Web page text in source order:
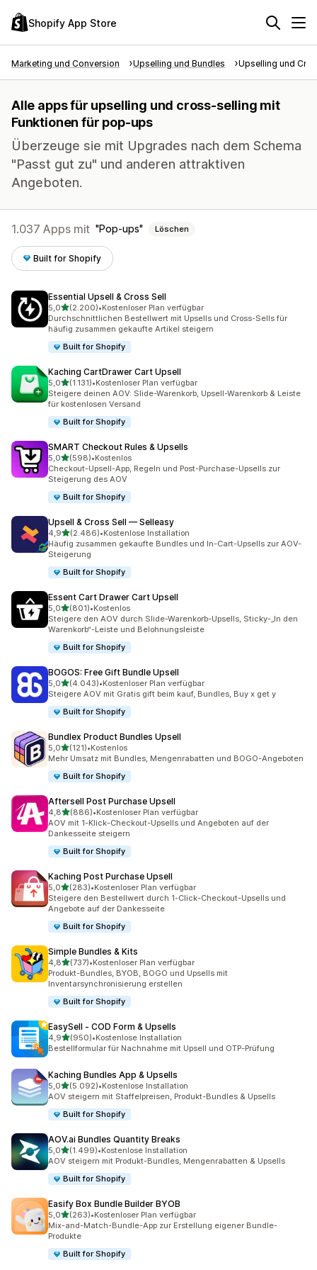
Shopify App Store
Marketing und Conversion Upselling und Bundles Upselling und
Alle apps für upselling und cross-selling mit
Funktionen für pop-ups
Überzeuge sie mit Upgrades nach dem Schema
"Passt gut zu" und anderen attraktiven
Angeboten.
1.037 Apps mit Pop-ups Löschen
Built for Shopify
Essential Upsell & Cross Sell
5,0von 5 Sternen
(2.200)
2200 Rezensionen insgesamt
•Kostenloser Plan verfügbar
Durchschnittlichen Bestellwert mit Upsells und Cross-Sells für
häufig zusammen gekaufte Artikel steigern
Built for Shopify
Kaching CartDrawer Cart Upsell
5,0von 5 Sternen
(1.131)
1131 Rezensionen insgesamt
•Kostenloser Plan verfügbar
Steigere deinen AOV: Slide-Warenkorb, Upsell-Warenkorb & Leiste
für kostenlosen Versand
Built for Shopify
SMART Checkout Rules & Upsells
5,0von 5 Sternen
(598)
598 Rezensionen insgesamt
•Kostenlos
Checkout-Upsell-App, Regeln und Post-Purchase-Upsells zur
Steigerung des AOV
Built for Shopify
Upsell & Cross Sell — Selleasy
4,9von 5 Sternen
(2.486)
2486 Rezensionen insgesamt
•Kostenlose Installation
Häufig zusammen gekaufte Bundles und In-Cart-Upsells zur AOV-
Steigerung
Built for Shopify
Essent Cart Drawer Cart Upsell
5,0von 5 Sternen
(801)
801 Rezensionen insgesamt
•Kostenlos
Steigere den AOV durch Slide-Warenkorb-Upsells, Sticky-„In den
Warenkorb“-Leiste und Belohnungsleiste
Built for Shopify
BOGOS: Free Gift Bundle Upsell
5,0von 5 Sternen
(4.043)
4043 Rezensionen insgesamt
•Kostenloser Plan verfügbar
Steigere AOV mit Gratis gift beim kauf, Bundles, Buy x get y
Built for Shopify
Bundlex Product Bundles Upsell
5,0von 5 Sternen
(121)
121 Rezensionen insgesamt
•Kostenlos
Mehr Umsatz mit Bundles, Mengenrabatten und BOGO-Angeboten
Built for Shopify
Aftersell Post Purchase Upsell
4,8von 5 Sternen
(886)
886 Rezensionen insgesamt
•Kostenloser Plan verfügbar
AOV mit 1-Klick-Checkout-Upsells und Angeboten auf der
Dankesseite steigern
Built for Shopify
Kaching Post Purchase Upsell
5,0von 5 Sternen
(283)
283 Rezensionen insgesamt
•Kostenloser Plan verfügbar
Steigere den Bestellwert durch 1-Click-Checkout-Upsells und
Angebote auf der Dankesseite
Built for Shopify
Simple Bundles & Kits
4,8von 5 Sternen
(737)
737 Rezensionen insgesamt
•Kostenloser Plan verfügbar
Produkt-Bundles, BYOB, BOGO und Upsells mit
Inventarsynchronisierung erstellen
Built for Shopify
EasySell ‑ COD Form & Upsells
4,9von 5 Sternen
(950)
950 Rezensionen insgesamt
•Kostenlose Installation
Bestellformular für Nachnahme mit Upsell und OTP-Prüfung
Kaching Bundles App & Upsells
5,0von 5 Sternen
(5.092)
5092 Rezensionen insgesamt
•Kostenlose Installation
AOV steigern mit Staffelpreisen, Produkt-Bundles & Upsells
Built for Shopify
AOV.ai Bundles Quantity Breaks
5,0von 5 Sternen
(1.499)
1499 Rezensionen insgesamt
•Kostenlose Installation
AOV steigern mit Produkt-Bundles, Mengenrabatten & Upsells
Built for Shopify
Easify Box Bundle Builder BYOB
5,0von 5 Sternen
(263)
263 Rezensionen insgesamt
•Kostenloser Plan verfügbar
Mix-and-Match-Bundle-App zur Erstellung eigener Bundle-
Produkte
Built for Shopify